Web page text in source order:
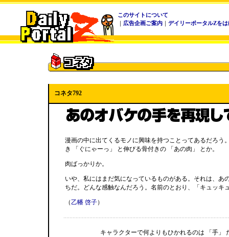
このサイトについて
｜ 広告企画ご案内 ｜ デイリーポータルZを
コネタ792
漫画の中に出てくるモノに興味を持つことってあるだろう
き 「ぐにゃーっ」 と伸びる骨付きの 「あの肉」 とか。
肉ばっかりか。
いや、私にはまだ気になっているものがある。それは、あ
ちだ。どんな感触なんだろう。名前のとおり、「キュッキ
（乙幡 啓子）
キャラクターで何よりもひかれるのは 「手」